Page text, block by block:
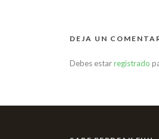
DEJA UN
Debes estarregistrado